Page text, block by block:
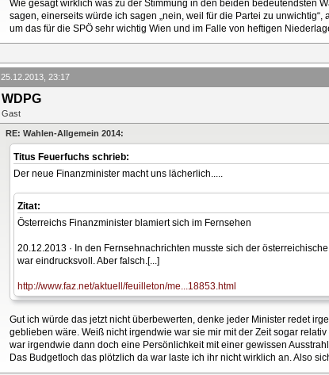
Wie gesagt wirklich was zu der Stimmung in den beiden bedeutendsten
sagen, einerseits würde ich sagen „nein, weil für die Partei zu
um das für die SPÖ sehr wichtig Wien und im Falle von heftigen
25.12.2013, 23:17
WDPG
Gast
RE: Wahlen-Allgemein 2014:
Titus Feuerfuchs schrieb:
Der neue Finanzminister macht uns lächerlich.....
Zitat:
Österreichs Finanzminister blamiert sich im Fernsehen
20.12.2013 · In den Fernsehnachrichten musste sich der
war eindrucksvoll. Aber falsch.[...]
http://www.faz.net/aktuell/feuilleton/me...18853.html
Gut ich würde das jetzt nicht überbewerten, denke jeder Minister redet
geblieben wäre. Weiß nicht irgendwie war sie mir mit der Zeit sogar
war irgendwie dann doch eine Persönlichkeit mit einer gewissen
Das Budgetloch das plötzlich da war laste ich ihr nicht wirklich an. Also